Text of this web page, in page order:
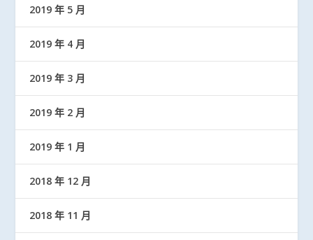
2019 年 5 月
2019 年 4 月
2019 年 3 月
2019 年 2 月
2019 年 1 月
2018 年 12 月
2018 年 11 月